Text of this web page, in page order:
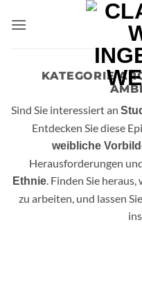
Inhalt
KATEGORIE
Sind Sie interessiert an
Entdecken Sie diese
weibliche
Herausforderungen
Ethnie. Finden Sie
zu arbeiten, und lassen